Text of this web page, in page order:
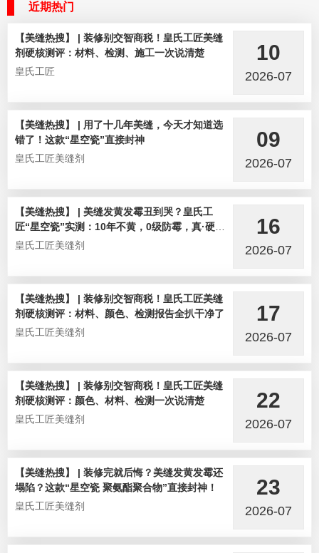
近期热门
【美缝热搜】 | 装修别交智商税！皇氏工匠美缝
剂硬核测评：材料、检测、施工一次说清楚
皇氏工匠
10
2026-07
【美缝热搜】 | 用了十几年美缝，今天才知道选
错了！这款“星空瓷”直接封神
皇氏工匠美缝剂
09
2026-07
【美缝热搜】 | 美缝发黄发霉丑到哭？皇氏工
匠“星空瓷”实测：10年不黄，0级防霉，真·硬核
选手！
皇氏工匠美缝剂
16
2026-07
【美缝热搜】 | 装修别交智商税！皇氏工匠美缝
剂硬核测评：材料、颜色、检测报告全扒干净了
皇氏工匠美缝剂
17
2026-07
【美缝热搜】 | 装修别交智商税！皇氏工匠美缝
剂硬核测评：颜色、材料、检测一次说清楚
皇氏工匠美缝剂
22
2026-07
【美缝热搜】 | 装修完就后悔？美缝发黄发霉还
塌陷？这款“星空瓷 聚氨酯聚合物”直接封神！
皇氏工匠美缝剂
23
2026-07